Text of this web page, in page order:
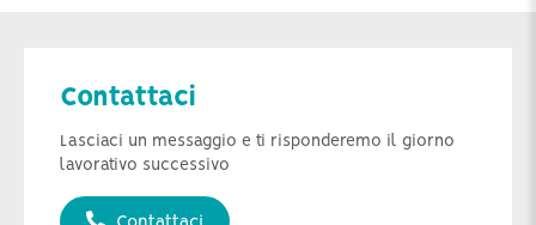
Contattaci
Lasciaci un messaggio e ti risponderemo il giorno
lavorativo successivo